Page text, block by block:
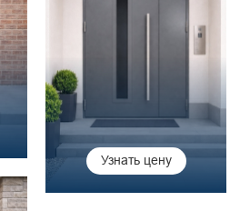
Узнать цену